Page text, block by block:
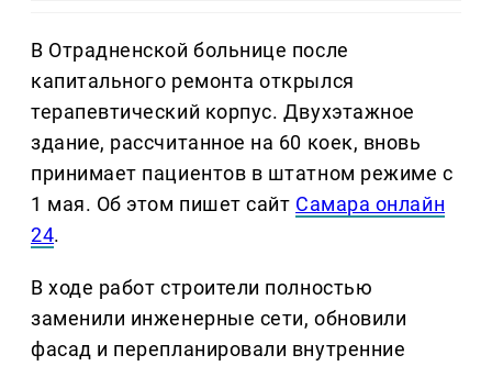
В Отрадненской больнице после
капитального ремонта открылся
терапевтический корпус. Двухэтажное
здание, рассчитанное на 60 коек, вновь
принимает пациентов в штатном режиме с
1 мая. Об этом пишет сайт Самара онлайн
24.
В ходе работ строители полностью
заменили инженерные сети, обновили
фасад и перепланировали внутренние